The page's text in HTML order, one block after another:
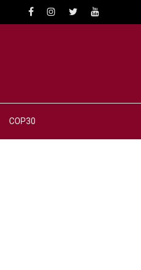
COP30